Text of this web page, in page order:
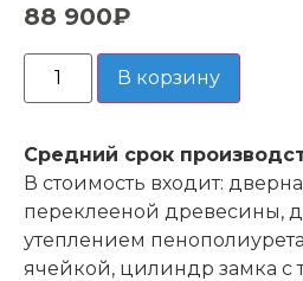
88 900₽
В корзину
Средний срок
В стоимость входит:
переклееной древесины,
утеплением
ячейкой, цилиндр замка с